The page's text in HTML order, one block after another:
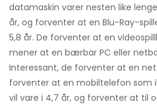
datamaskin varer nesten like
år, og forventer at en Blu-Ray-
5,8 år. De forventer at en
mener at en bærbar PC eller
Interessant, de forventer at en
forventer at en mobiltelefon som
vil vare i 4,7 år, og forventer at til